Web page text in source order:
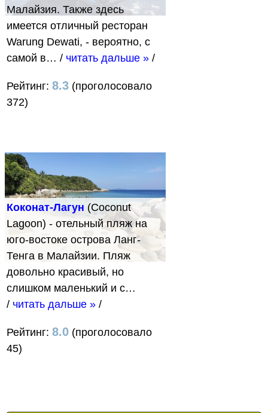
Малайзия. Также здесь
имеется отличный ресторан
Warung Dewati, - вероятно, с
самой в… / читать дальше » /
Рейтинг: 8.3 (проголосовало
372)
Коконат-Лагун (Coconut
Lagoon) - отельный пляж на
юго-востоке острова Ланг-
Тенга в Малайзии. Пляж
довольно красивый, но
слишком маленький и с…
/ читать дальше » /
Рейтинг: 8.0 (проголосовало
45)